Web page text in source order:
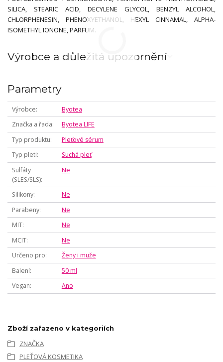
SILICA, STEARIC ACID, DECYLENE GLYCOL, BENZYL ALCOHOL,
CHLORPHENESIN, PHENOXYETHANOL, HEXYL CINNAMAL, ALPHA-
ISOMETHYL IONONE, PARFUM.
Výrobce a důležitá upozornění
Parametry
Výrobce
Byotea
Značka a řada
Byotea LIFE
Typ produktu
Pleťové sérum
Typ pleti
Suchá pleť
Sulfáty
(SLES/SLS)
Ne
Silikony
Ne
Parabeny
Ne
MIT
Ne
MCIT
Ne
Určeno pro
Ženy i muže
Balení
50 ml
Vegan
Ano
Zboží zařazeno v kategoriích
ZNAČKA
PLEŤOVÁ KOSMETIKA